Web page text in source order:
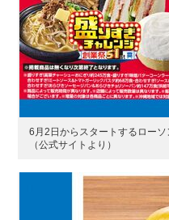
6月2日からスタートするローソ
（公式サイトより）